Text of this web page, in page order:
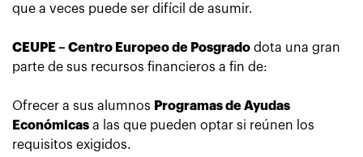
que a veces puede ser difícil de asumir.
CEUPE – Centro Europeo de Posgrado dota una gran
parte de sus recursos financieros a fin de:
Ofrecer a sus alumnos Programas de Ayudas
Económicas a las que pueden optar si reúnen los
requisitos exigidos.